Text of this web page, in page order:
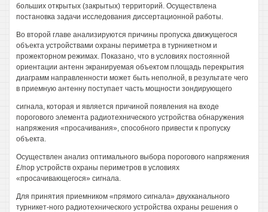
больших открытых (закрытых) территорий. Осуществлена
постановка задачи исследования диссертационной работы.
Во второй главе анализируются причины пропуска движущегося
объекта устройствами охраны периметра в турникетном и
прожекторном режимах. Показано, что в условиях постоянной
ориентации антенн экранируемая объектом площадь перекрытия
диаграмм направленности может быть неполной, в результате чего
в приемную антенну поступает часть мощности зондирующего
сигнала, которая и является причиной появления на входе
порогового элемента радиотехнического устройства обнаружения
напряжения «просачивания», способного привести к пропуску
объекта.
Осуществлен анализ оптимального выбора порогового напряжения
£/пор устройств охраны периметров в условиях
«просачивающегося» сигнала.
Для принятия приемником «прямого сигнала» двухканального
турникет-ного радиотехнического устройства охраны решения о